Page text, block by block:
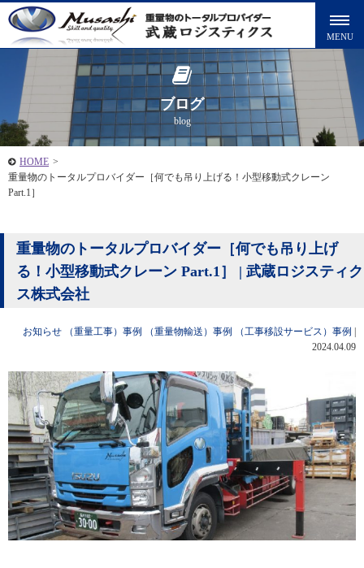
ブログ
blog
HOME >
重量物のトータルプロバイダー［何でも吊り上げる！小型移動式クレーン
Part.1］
重量物のトータルプロバイダー［何でも吊り上げ
る！小型移動式クレーン Part.1］ | 武蔵ロジスティク
ス株式会社
お知らせ （重量工事）事例 （重量物輸送）事例 （工事移設サービス）事例
2024.04.09